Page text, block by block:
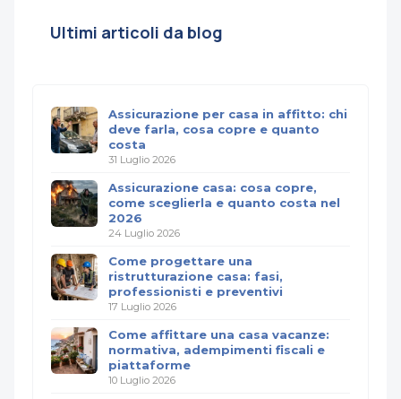
Ultimi articoli da blog
Assicurazione per casa in affitto: chi
deve farla, cosa copre e quanto
costa
31 Luglio 2026
Assicurazione casa: cosa copre,
come sceglierla e quanto costa nel
2026
24 Luglio 2026
Come progettare una
ristrutturazione casa: fasi,
professionisti e preventivi
17 Luglio 2026
Come affittare una casa vacanze:
normativa, adempimenti fiscali e
piattaforme
10 Luglio 2026